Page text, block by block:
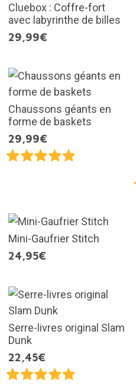
Cluebox : Coffre-fort
avec labyrinthe de billes
29,99€
Chaussons géants en
forme de baskets
29,99€
Mini-Gaufrier Stitch
24,95€
Serre-livres original Slam
Dunk
22,45€